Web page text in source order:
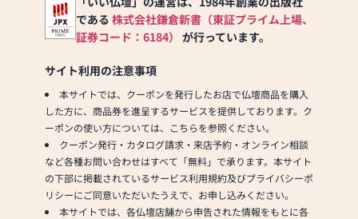
である 株式会社鎌倉新書（東証プライム上場、
証券コード：6184） が行っています。
サイト利用の注意事項
本サイトでは、クーポンを発行したお店で仏壇商品を購入
した方に、商品券を進呈するサービスを提供しております。ク
ーポンの使い方については、こちらを参照ください。
クーポン発行・カタログ請求・来店予約・オンライン相談
など各種お問い合わせはすべて「無料」で承ります。本サイト
の下部に掲載されているサービス利用規約及びプライバシーポ
リシーにご同意いただいたうえで、お申し込みください。
本サイトでは、各仏壇店舗から申告された情報をもとに各